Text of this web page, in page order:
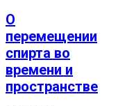
О
перемещении
спирта во
времени и
пространстве